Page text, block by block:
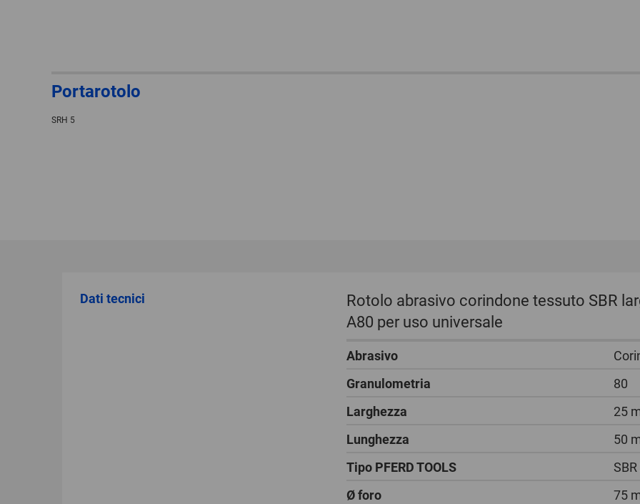
Portarotolo
SRH 5
Dati tecnici
Rotolo abrasivo corindone tessuto SBR
A80 per uso universale
Abrasivo
Granulometria
80
Larghezza
25
Lunghezza
50
Tipo PFERD TOOLS
Ø foro
75